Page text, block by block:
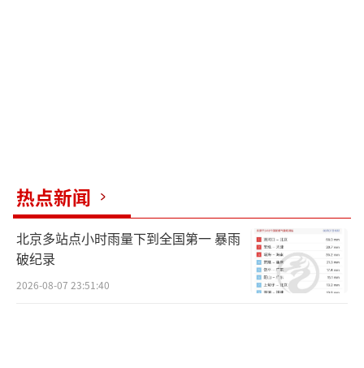
热点新闻
北京多站点小时雨量下到全国第一 暴雨
破纪录
2026-08-07 23:51:40